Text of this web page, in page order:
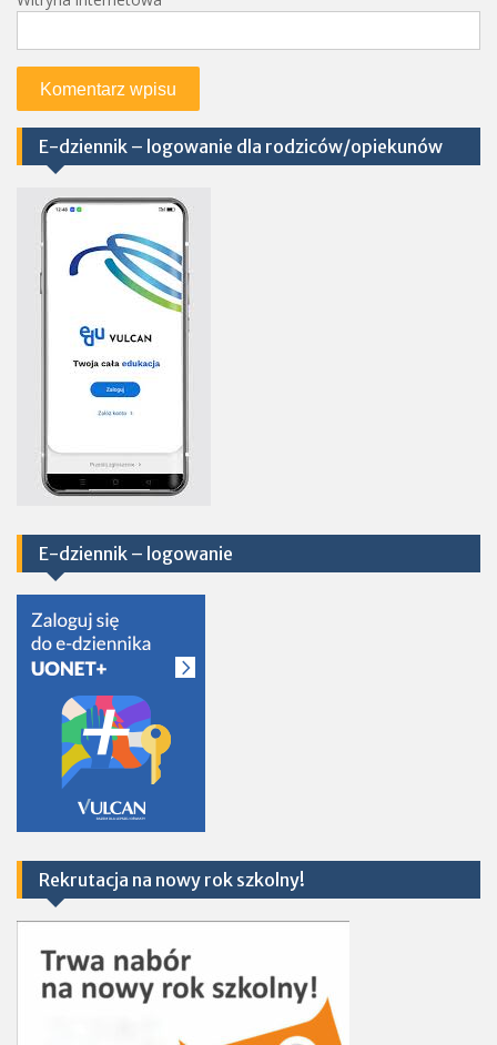
E-dziennik – logowanie dla rodziców/opiekunów
E-dziennik – logowanie
Rekrutacja na nowy rok szkolny!